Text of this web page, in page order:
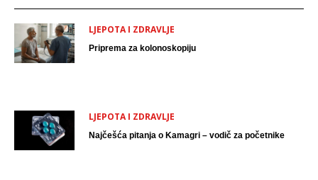
LJEPOTA I ZDRAVLJE
Priprema za kolonoskopiju
LJEPOTA I ZDRAVLJE
Najčešća pitanja o Kamagri – vodič za početnike